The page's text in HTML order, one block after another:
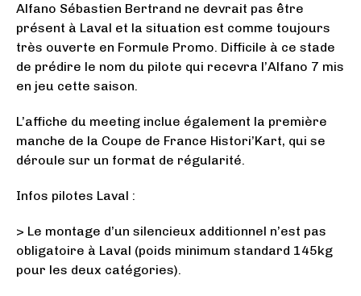
Alfano Sébastien Bertrand ne devrait pas être
présent à Laval et la situation est comme toujours
très ouverte en Formule Promo. Difficile à ce stade
de prédire le nom du pilote qui recevra l’Alfano 7 mis
en jeu cette saison.
L’affiche du meeting inclue également la première
manche de la Coupe de France Histori’Kart, qui se
déroule sur un format de régularité.
Infos pilotes Laval :
> Le montage d’un silencieux additionnel n’est pas
obligatoire à Laval (poids minimum standard 145kg
pour les deux catégories).